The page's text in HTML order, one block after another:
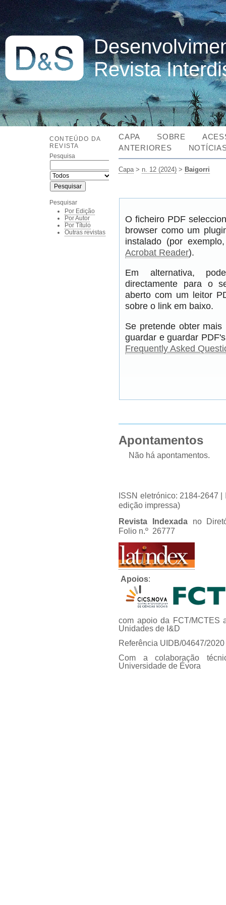
Revista
CONTEÚDO DA
REVISTA
Pesquisa
Pesquisar
Por Edição
Por Autor
Por Título
Outras revistas
CAPA SOBRE
ANTERIORES
Capa > n. 12 (2024) > Baigorri
O ficheiro PDF
browser como um
instalado (por
Acrobat Reader).
Em alternativa,
directamente para o
aberto com um leitor
sobre o link em baixo.
Se pretende obter
guardar e guardar
Frequently Asked
Apontamentos
Não há apontamentos.
ISSN eletrónico: 2184-2647
edição impressa)
Revista Indexadano
Folio n.º 26777
Apoios:
com apoio da FCT/MCTES
Unidades de I&D
Referência UIDB/04647/2020
Com a colaboração
Universidade de Évora